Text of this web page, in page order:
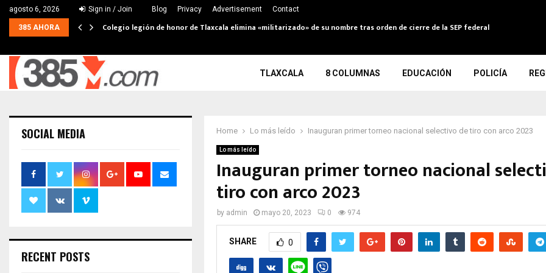
agosto 6, 2026 Sign in / Join Blog Privacy Advertisement Contact
385 AHORA Colegio legión de honor de Tlaxcala elimina «militarizado» de su nombre tras orden de cierre de la SEP federal
TLAXCALA 8 COLUMNAS EDUCACIÓN POLICÍA
Home Lo más leído Inauguran primer torneo nacional selectivo de tiro con arco 2023
Lo más leído
Inauguran primer torneo nacional
tiro con arco 2023
by admin mayo 20, 2023 0 974
SHARE 0
SOCIAL MEDIA
RECENT POSTS